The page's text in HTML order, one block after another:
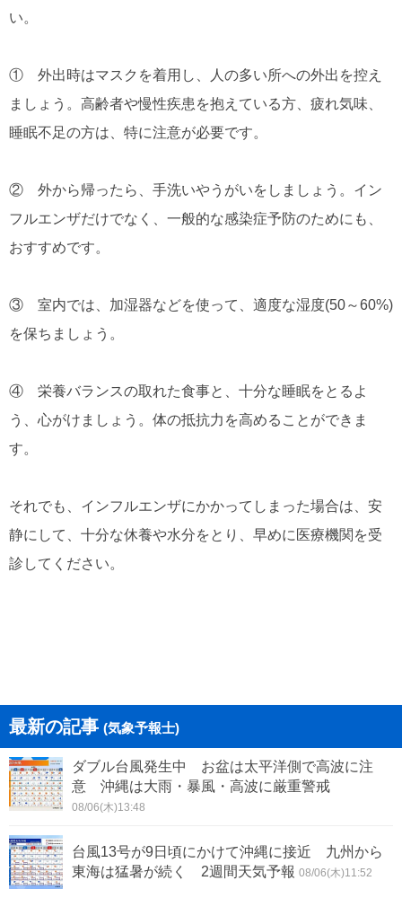
い。
① 外出時はマスクを着用し、人の多い所への外出を控え
ましょう。高齢者や慢性疾患を抱えている方、疲れ気味、
睡眠不足の方は、特に注意が必要です。
② 外から帰ったら、手洗いやうがいをしましょう。イン
フルエンザだけでなく、一般的な感染症予防のためにも、
おすすめです。
③ 室内では、加湿器などを使って、適度な湿度(50～60%)
を保ちましょう。
④ 栄養バランスの取れた食事と、十分な睡眠をとるよ
う、心がけましょう。体の抵抗力を高めることができま
す。
それでも、インフルエンザにかかってしまった場合は、安
静にして、十分な休養や水分をとり、早めに医療機関を受
診してください。
最新の記事 (気象予報士)
ダブル台風発生中 お盆は太平洋側で高波に注
意 沖縄は大雨・暴風・高波に厳重警戒
08/06(木)13:48
台風13号が9日頃にかけて沖縄に接近 九州から
東海は猛暑が続く 2週間天気予報 08/06(木)11:52